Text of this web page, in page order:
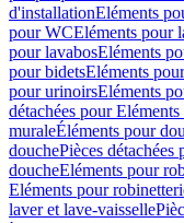
d'installationEléments
pour WCEléments pour
pour lavabosEléments
pour bidetsEléments
pour urinoirsEléments
détachées pour
muraleÉléments pour
douchePièces détachées
doucheEléments pour
Eléments pour
laver et lave-vaisselle